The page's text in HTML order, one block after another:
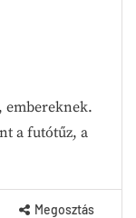
embereknek.
a futótűz, a
Megosztás